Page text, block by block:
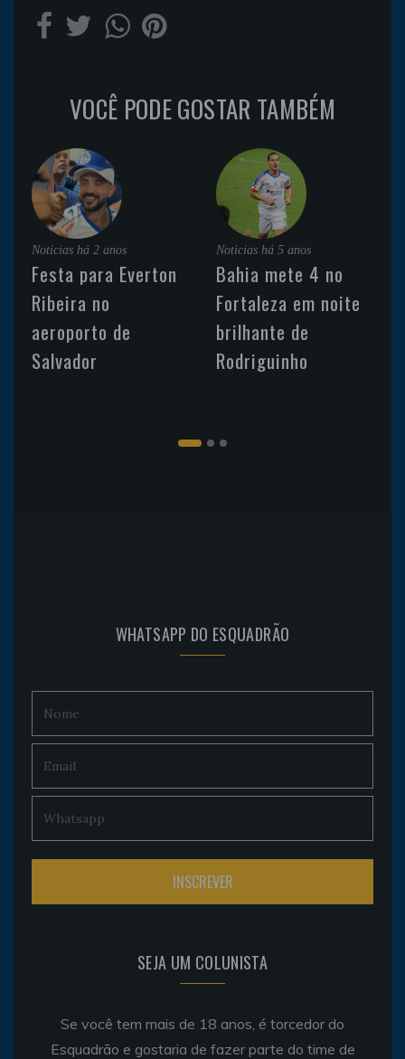
VOCÊ PODE GOSTAR TAMBÉM
Noticias há 2 anos
Festa para Everton
Ribeira no
aeroporto de
Salvador
Noticias há 5 anos
Bahia mete 4 no
Fortaleza em noite
brilhante de
Rodriguinho
WHATSAPP DO ESQUADRÃO
SEJA UM COLUNISTA
Se você tem mais de 18 anos, é torcedor do
Esquadrão e gostaria de fazer parte do time de